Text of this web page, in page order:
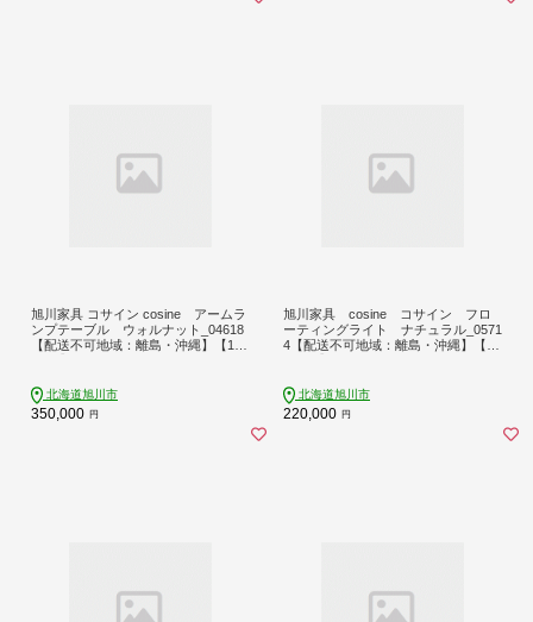
旭川家具 コサイン cosine アームラ
ンプテーブル ウォルナット_04618
【配送不可地域：離島・沖縄】【175
北海道旭川市
350,000 円
旭川家具 cosine コサイン フロ
ーティングライト ナチュラル_0571
4【配送不可地域：離島・沖縄】【17
北海道旭川市
220,000 円